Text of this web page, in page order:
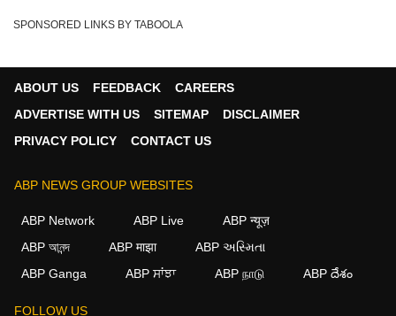
SPONSORED LINKS BY TABOOLA
ABOUT US FEEDBACK
CAREERS
ADVERTISE WITH US
SITEMAP
DISCLAIMER
PRIVACY POLICY
CONTACT US
ABP NEWS GROUP WEBSITES
ABP Network ABP Live
ABP न्यूज़
ABP আনন্দ
ABP माझा
ABP અસ્મિતા
ABP Ganga
ABP ਸਾਂਝਾ ABP நாடு ABP దేశం
FOLLOW US